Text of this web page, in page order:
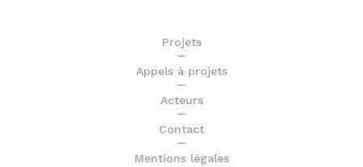
Projets
Appels à projets
Acteurs
Contact
Mentions légales